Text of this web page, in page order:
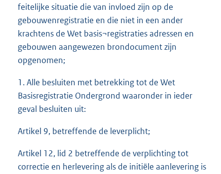
feitelijke situatie die van invloed zijn op de
gebouwenregistratie en die niet in een ander
krachtens de Wet basis¬registraties adressen en
gebouwen aangewezen brondocument zijn
opgenomen;
1. Alle besluiten met betrekking tot de Wet
Basisregistratie Ondergrond waaronder in ieder
geval besluiten uit:
Artikel 9, betreffende de leverplicht;
Artikel 12, lid 2 betreffende de verplichting tot
correctie en herlevering als de initiële aanlevering is